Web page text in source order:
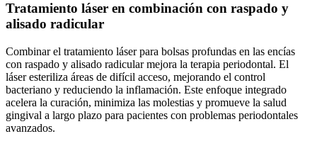
Tratamiento láser en combinación con raspado y
alisado radicular
Combinar el tratamiento láser para bolsas profundas en las encías
con raspado y alisado radicular mejora la terapia periodontal. El
láser esteriliza áreas de difícil acceso, mejorando el control
bacteriano y reduciendo la inflamación. Este enfoque integrado
acelera la curación, minimiza las molestias y promueve la salud
gingival a largo plazo para pacientes con problemas periodontales
avanzados.